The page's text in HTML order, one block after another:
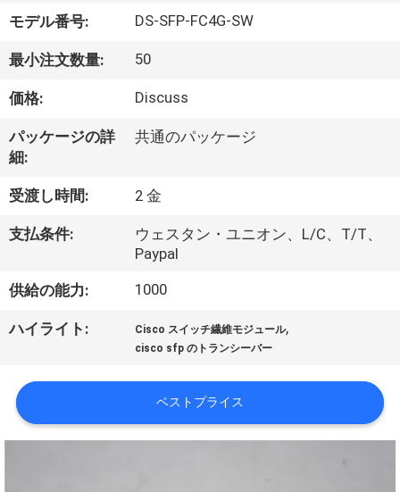
わ
た
し
た
つ
い
て
工
場
モデル番号: DS-SFP-FC4G-SW
最小注文数量: 50
価格: Discuss
パッケージの詳
細:
共通のパッケージ
受渡し時間: 2 金
支払条件:
ウェスタン・ユニオン、L/C、T/T、
Paypal
供給の能力: 1000
ハイライト: Cisco スイッチ繊維モジュール,
cisco sfp のトランシーバー
ベストプライス